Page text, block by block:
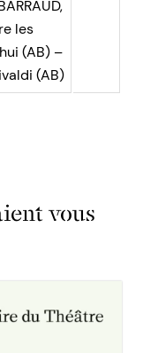
les
(AB) –
(AB)
vous